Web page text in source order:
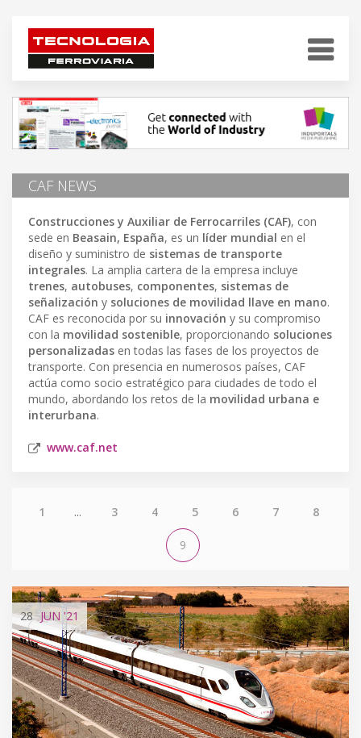
CAF NEWS
Construcciones y Auxiliar de Ferrocarriles (CAF), con
sede en Beasain, España, es un líder mundial en el
diseño y suministro de sistemas de transporte
integrales. La amplia cartera de la empresa incluye
trenes, autobuses, componentes, sistemas de
señalización y soluciones de movilidad llave en mano.
CAF es reconocida por su innovación y su compromiso
con la movilidad sostenible, proporcionando soluciones
personalizadas en todas las fases de los proyectos de
transporte. Con presencia en numerosos países, CAF
actúa como socio estratégico para ciudades de todo el
mundo, abordando los retos de la movilidad urbana e
interurbana.
www.caf.net
1 ... 3 4 5 6 7 8
9
28 JUN'21